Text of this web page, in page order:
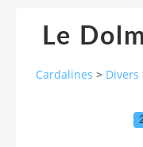
Le
Cardalines > Divers